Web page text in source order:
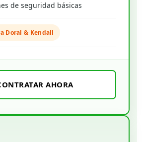
de seguridad básicas
Doral & Kendall
AHORA